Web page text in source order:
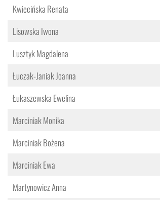
Kwiecińska Renata
Lisowska Iwona
Lusztyk Magdalena
Łuczak-Janiak Joanna
Łukaszewska Ewelina
Marciniak Monika
Marciniak Bożena
Marciniak Ewa
Martynowicz Anna